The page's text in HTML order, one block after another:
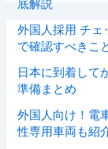
底解説
外国人採用 チェ
で確認すべきこ
日本に到着して
準備まとめ
外国人向け！電
性専用車両も紹